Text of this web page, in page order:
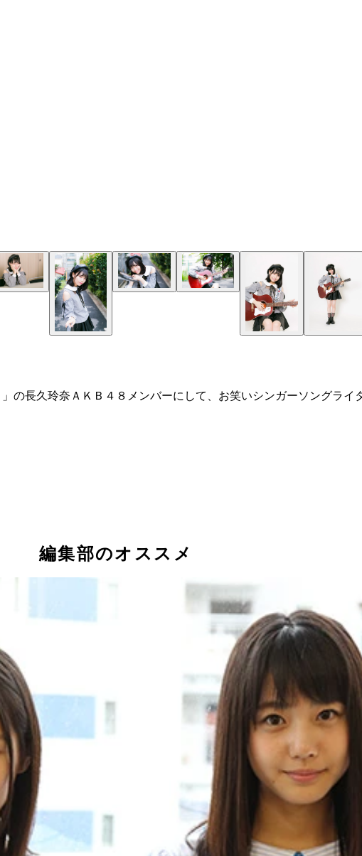
チーム８」の長久玲奈
長久玲奈ＡＫＢ４８メンバーにして、お笑いシンガーソングライ
編集部のオススメ